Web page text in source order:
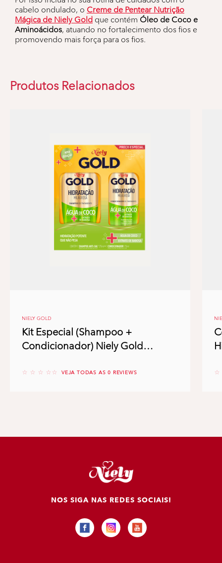
cabelo ondulado, o Creme de Pentear Nutrição
Mágica de Niely Gold que contém Óleo de Coco e
Aminoácidos, atuando no fortalecimento dos fios e
promovendo mais força para os fios.
Produtos Relacionados
NIELY GOLD
Kit Especial (Shampoo +
Condicionador) Niely Gold
No reviews VEJA TODAS AS 0 REVIEWS
NOS SIGA NAS REDES SOCIAIS!